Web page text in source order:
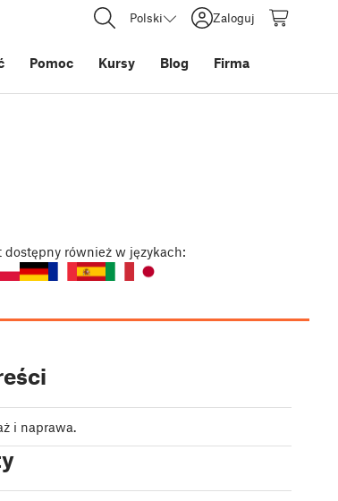
Polski Zaloguj
Pomoc Kursy Blog Firma
dostępny również w językach:
i naprawa.